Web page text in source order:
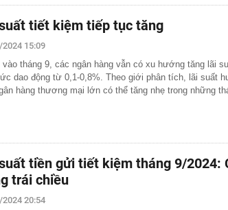
tiết kiệm tiếp tục tăng
15:09
tháng 9, các ngân hàng vẫn có xu hướng tăng lãi
dao động từ 0,1-0,8%. Theo giới phân tích, lãi suất
hàng thương mại lớn có thể tăng nhẹ trong những
tiền gửi tiết kiệm tháng 9/2024:
trái chiều
20:54